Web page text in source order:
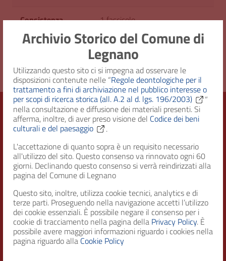
Archivio Storico del Comune di
Legnano
Utilizzando questo sito ci si impegna ad osservare le
disposizioni contenute nelle “Regole deontologiche per il
trattamento a fini di archiviazione nel pubblico interesse o
per scopi di ricerca storica (all. A.2 al d. lgs. 196/2003)
”
nella consultazione e diffusione dei materiali presenti. Si
afferma, inoltre, di aver preso visione del Codice dei beni
culturali e del paesaggio
.
L'accettazione di quanto sopra è un requisito necessario
all'utilizzo del sito. Questo consenso va rinnovato ogni 60
giorni. Declinando questo consenso si verrà reindirizzati alla
pagina del Comune di Legnano
Questo sito, inoltre, utilizza cookie tecnici, analytics e di
terze parti. Proseguendo nella navigazione accetti l’utilizzo
dei cookie essenziali. È possibile negare il consenso per i
cookie di tracciamento nella pagina della Privacy Policy. È
possibile avere maggiori informazioni riguardo i cookies nella
pagina riguardo alla Cookie Policy
Consistenza 1 fascicolo
Diritto d'accesso Uso pubblico
Città di Legnano – Archivio Storico
RECAPITI
Indirizzo
Piazza San Magno 9
20025, Legnano (MI)
Telefono
(+39) 0331471111